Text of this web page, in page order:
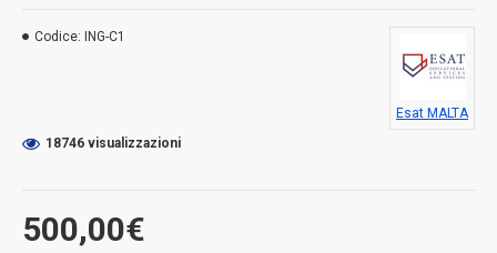
500,00€
Codice: ING-C1
Esat MALTA
18746 visualizzazioni